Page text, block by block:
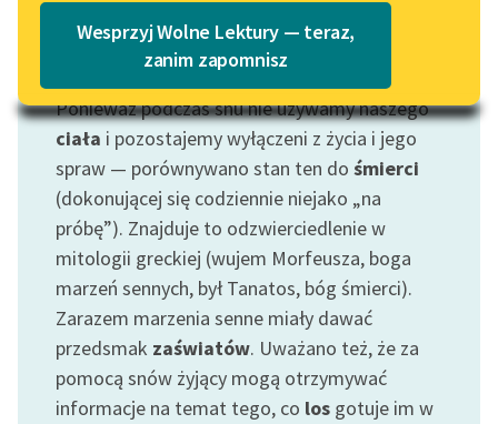
Lektury szkolne i klasyka
literatury do słuchania dla
uczennic i uczniów z
niepełnosprawnościami
E-kolekcja lektur
szkolnych i literatury do
słuchania dla uczennic i
uczniów z
niepełnosprawnościami
Feministyczne inspiracje.
Popularyzacja
skandynawskiej literatury
feministycznej
Katalog w formacie PDF
Wesprzyj Wolne Lektury — teraz,
zanim zapomnisz
Motyw: Sen
Ponieważ podczas snu nie używamy naszego
ciała i pozostajemy wyłączeni z życia i jego
spraw — porównywano stan ten do śmierci
(dokonującej się codziennie niejako „na
próbę”). Znajduje to odzwierciedlenie w
mitologii greckiej (wujem Morfeusza, boga
marzeń sennych, był Tanatos, bóg śmierci).
Zarazem marzenia senne miały dawać
przedsmak zaświatów. Uważano też, że za
pomocą snów żyjący mogą otrzymywać
informacje na temat tego, co los gotuje im w